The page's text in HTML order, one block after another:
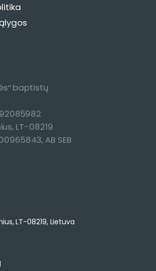
baptistų
LT-08219
AB SEB
LT-08219, Lietuva